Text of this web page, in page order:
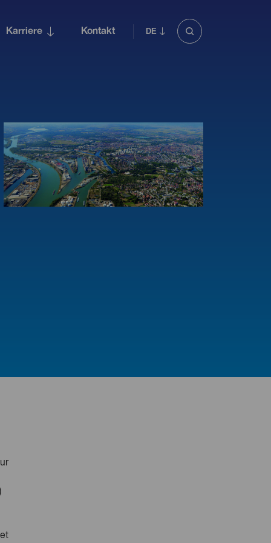
Karriere Kontakt